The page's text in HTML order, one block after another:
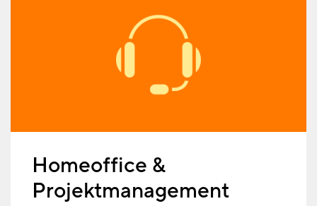
Homeoffice &
Projektmanagement